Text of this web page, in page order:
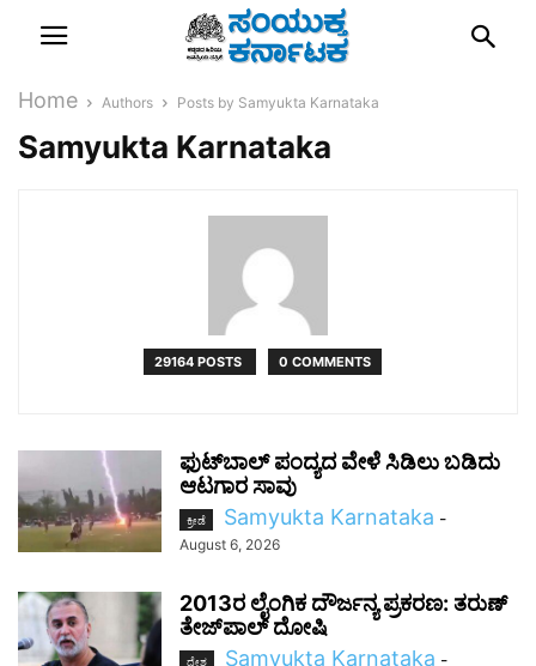
Home Authors Posts by Samyukta Karnataka
Samyukta Karnataka
29164 POSTS 0 COMMENTS
ಫುಟ್‌ಬಾಲ್ ಪಂದ್ಯದ ವೇಳೆ ಸಿಡಿಲು ಬಡಿದು
ಆಟಗಾರ ಸಾವು
ಕ್ರೀಡೆ Samyukta Karnataka -
August 6, 2026
2013ರ ಲೈಂಗಿಕ ದೌರ್ಜನ್ಯ ಪ್ರಕರಣ: ತರುಣ್
ತೇಜ್‌ಪಾಲ್ ದೋಷಿ
ದೇಶ Samyukta Karnataka -